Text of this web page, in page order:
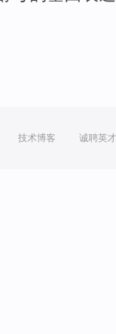
技术博客 诚聘英才